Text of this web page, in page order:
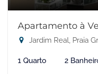
Apartamento à
Jardim Real, Praia
1 Quarto 2